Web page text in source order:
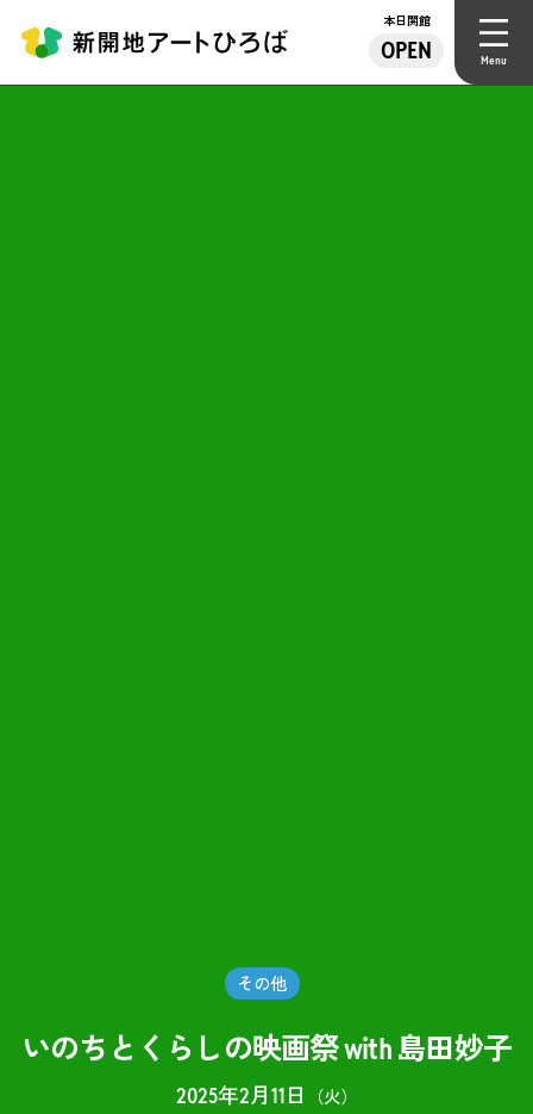
本日開館
OPEN
その他
いのちとくらしの映画祭 with 島田妙子
2025年2月11日 （火）